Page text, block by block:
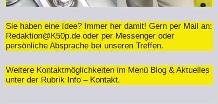
Sie haben eine Idee? Immer her damit! Gern per Mail an:
Redaktion@K50p.de oder per Messenger oder
persönliche Absprache bei unseren Treffen.
Weitere Kontaktmöglichkeiten im Menü Blog & Aktuelles
unter der Rubrik Info – Kontakt.